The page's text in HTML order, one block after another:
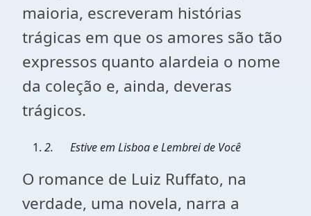
maioria, escreveram histórias
trágicas em que os amores são tão
expressos quanto alardeia o nome
da coleção e, ainda, deveras
trágicos.
2. Estive em Lisboa e Lembrei de Você
O romance de Luiz Ruffato, na
verdade, uma novela, narra a